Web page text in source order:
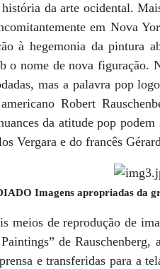
da arte ocidental.
em Nova
à hegemonia da pintura
o nome de nova figuração.
mas a palavra pop
Robert
da atitude pop
Vergara e do francês
Imagens apropriadas da
meios de reprodução de
de
e transferidas para a